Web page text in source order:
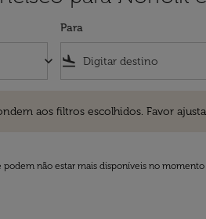
keyboard_arrow_down
Para
flight_land
aos filtros escolhidos. Favor
não estar mais disponíveis no